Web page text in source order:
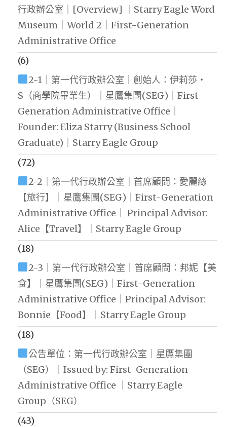
行政辦公室｜[Overview] ｜Starry Eagle Word
Museum｜World 2｜First-Generation
Administrative Office
(6)
2-1｜第一代行政辦公室｜創始人：伊莉莎・
S（商學院畢業生）｜星鷹集團(SEG)｜First-
Generation Administrative Office｜
Founder: Eliza Starry (Business School
Graduate)｜Starry Eagle Group
(72)
2-2｜第一代行政辦公室｜首席顧問：愛麗絲
【旅行】｜星鷹集團(SEG)｜First-Generation
Administrative Office｜ Principal Advisor:
Alice【Travel】｜Starry Eagle Group
(18)
2-3｜第一代行政辦公室｜首席顧問：邦妮【美
食】｜星鷹集團(SEG)｜First-Generation
Administrative Office｜Principal Advisor:
Bonnie【Food】｜Starry Eagle Group
(18)
公告單位：第一代行政辦公室｜星鷹集團
（SEG）｜Issued by: First-Generation
Administrative Office ｜Starry Eagle
Group（SEG）
(43)